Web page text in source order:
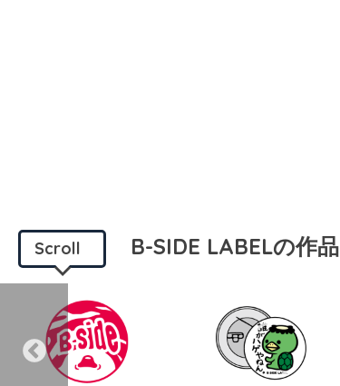
Scroll B-SIDE LABELの作品